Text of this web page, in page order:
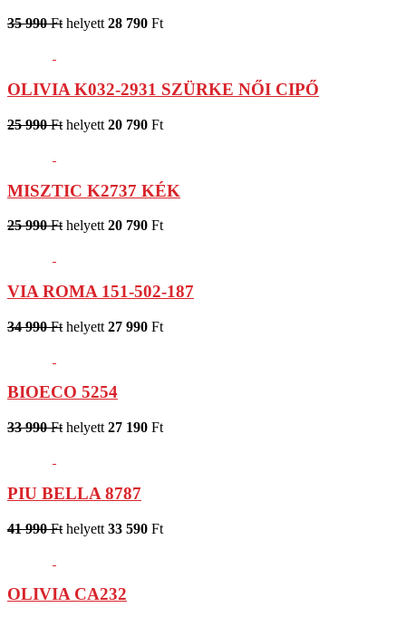
35 990 Ft helyett 28 790 Ft
OLIVIA K032-2931 SZÜRKE NŐI CIPŐ
25 990 Ft helyett 20 790 Ft
MISZTIC K2737 KÉK
25 990 Ft helyett 20 790 Ft
VIA ROMA 151-502-187
34 990 Ft helyett 27 990 Ft
BIOECO 5254
33 990 Ft helyett 27 190 Ft
PIU BELLA 8787
41 990 Ft helyett 33 590 Ft
OLIVIA CA232